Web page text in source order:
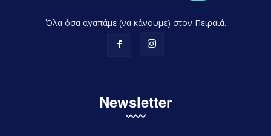
Όλα όσα αγαπάμε (να κάνουμε) στον Πειραιά.
Newsletter